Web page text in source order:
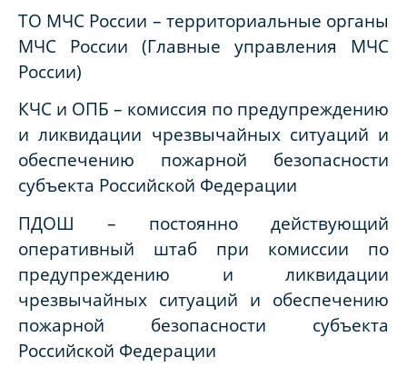
ТО МЧС России – территориальные органы
МЧС России (Главные управления МЧС
России)
КЧС и ОПБ – комиссия по предупреждению
и ликвидации чрезвычайных ситуаций и
обеспечению пожарной безопасности
субъекта Российской Федерации
ПДОШ – постоянно действующий
оперативный штаб при комиссии по
предупреждению и ликвидации
чрезвычайных ситуаций и обеспечению
пожарной безопасности субъекта
Российской Федерации